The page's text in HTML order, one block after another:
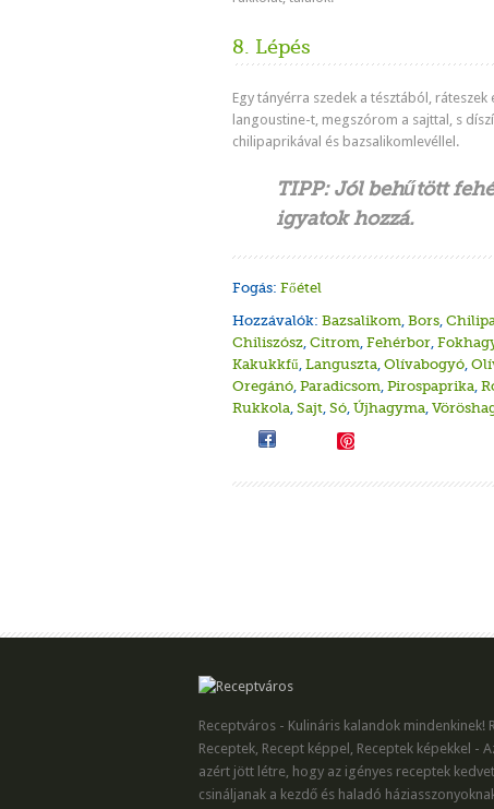
8. Lépés
Egy tányérra szedek a tésztából, ráteszek
langoustine-t, megszórom a sajttal, s
chilipaprikával és bazsalikomlevéllel.
TIPP: Jól behűtött
igyatok hozzá.
Fogás: Főétel
Hozzávalók: Bazsalikom, Bors,
Chiliszósz, Citrom, Fehérbor,
Kakukkfű, Languszta, Olívabogyó,
Oregánó, Paradicsom, Pirospaprika,
Rukkola, Sajt, Só, Újhagyma,
Receptváros - Kulináris kalandok mindenkinek!
Receptek, Recept képpel, Receptek képekkel -
azért jött létre, hogy az igényes receptek kedvet
csináljanak a kezdő és haladó